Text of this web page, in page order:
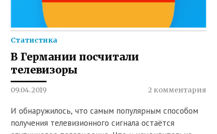
Статистика
В Германии посчитали
телевизоры
09.04.2019 2 комментария
И обнаружилось, что самым популярным способом
получения телевизионного сигнала остаётся